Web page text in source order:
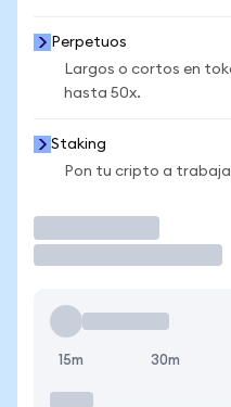
Perpetuos
Largos o cortos en
hasta 50x.
Staking
Pon tu cripto a
15m 30m